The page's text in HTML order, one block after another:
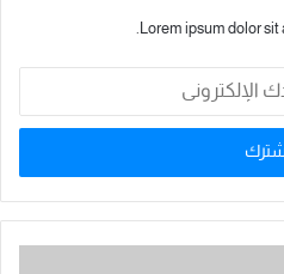
Lorem ipsum dolor sit